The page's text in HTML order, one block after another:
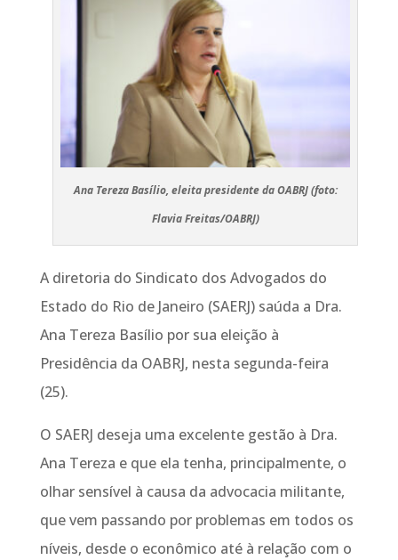
Ana Tereza Basílio, eleita presidente da OABRJ (foto:
Flavia Freitas/OABRJ)
A diretoria do Sindicato dos Advogados do
Estado do Rio de Janeiro (SAERJ) saúda a Dra.
Ana Tereza Basílio por sua eleição à
Presidência da OABRJ, nesta segunda-feira
(25).
O SAERJ deseja uma excelente gestão à Dra.
Ana Tereza e que ela tenha, principalmente, o
olhar sensível à causa da advocacia militante,
que vem passando por problemas em todos os
níveis, desde o econômico até à relação com o